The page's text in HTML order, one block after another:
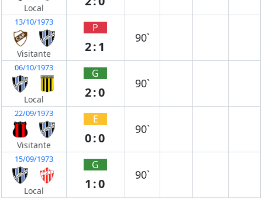
Local
13/10/1973
Visitante
P
2:1
90`
06/10/1973
Local
G
2:0
90`
22/09/1973
Visitante
E
0:0
90`
15/09/1973
Local
G
1:0
90`